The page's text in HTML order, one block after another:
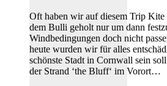
Oft haben wir auf diesem Trip Kite
dem Bulli geholt nur um dann
Windbedingungen doch nicht
heute wurden wir für alles
schönste Stadt in Cornwall sein
der Strand ‘the Bluff‘ im Vorort…